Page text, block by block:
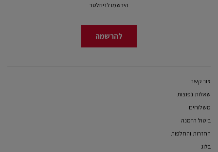
הירשמו לניוזלטר
להרשמה
צור קשר
שאלות נפוצות
משלוחים
ביטול הזמנה
החזרות והחלפות
בלוג